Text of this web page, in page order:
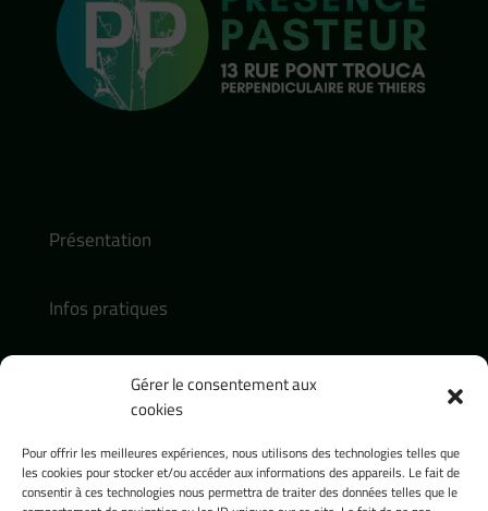
Gérer le consentement aux
cookies
Pour offrir les meilleures expériences, nous utilisons des technologies telles que
les cookies pour stocker et/ou accéder aux informations des appareils. Le fait de
consentir à ces technologies nous permettra de traiter des données telles que le
Présentation
Infos pratiques
Contact :
contact@presence-pasteur.fr
Tel : 04 32 74 18 54